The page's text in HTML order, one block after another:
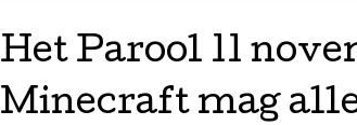
Het Parool 11
Minecraft mag